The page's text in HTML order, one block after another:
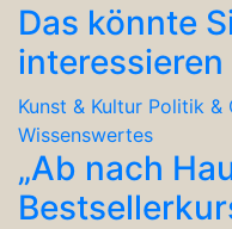
Das könnte
interessieren
Kunst & Kultur Politik &
Wissenswertes
„Ab nach